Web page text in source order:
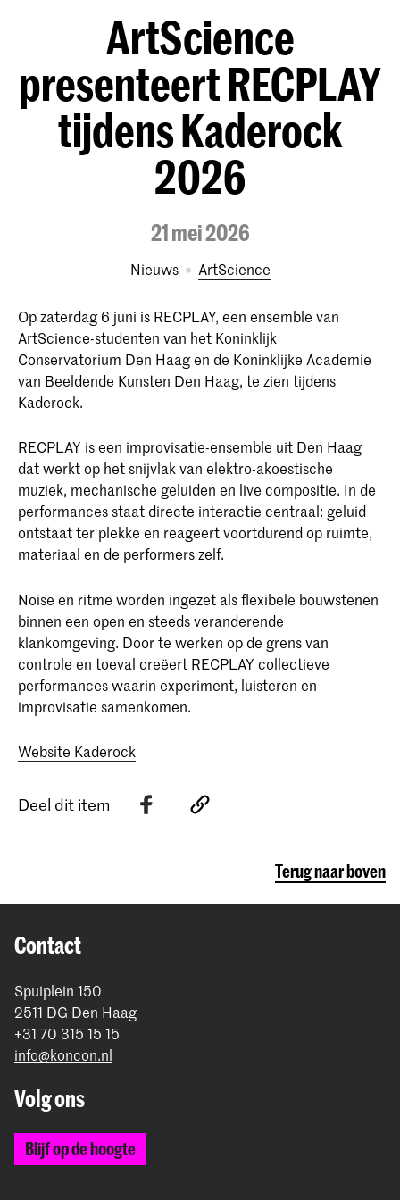
ArtScience
presenteert RECPLAY
tijdens Kaderock
2026
21 mei 2026
Nieuws ArtScience
Op zaterdag 6 juni is RECPLAY, een ensemble van
ArtScience-studenten van het Koninklijk
Conservatorium Den Haag en de Koninklijke Academie
van Beeldende Kunsten Den Haag, te zien tijdens
Kaderock.
RECPLAY is een improvisatie-ensemble uit Den Haag
dat werkt op het snijvlak van elektro-akoestische
muziek, mechanische geluiden en live compositie. In de
performances staat directe interactie centraal: geluid
ontstaat ter plekke en reageert voortdurend op ruimte,
materiaal en de performers zelf.
Noise en ritme worden ingezet als flexibele bouwstenen
binnen een open en steeds veranderende
klankomgeving. Door te werken op de grens van
controle en toeval creëert RECPLAY collectieve
performances waarin experiment, luisteren en
improvisatie samenkomen.
Website Kaderock
Deel dit item
Terug naar boven
Contact
Spuiplein 150
2511 DG Den Haag
+31 70 315 15 15
info@koncon.nl
Volg ons
Blijf op de hoogte